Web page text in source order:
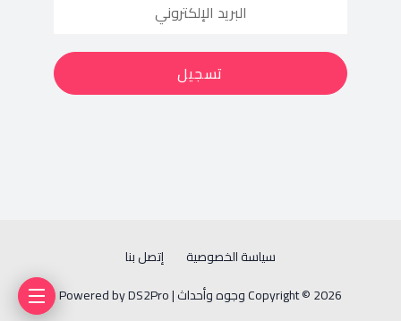
سياسة الخصوصية
إتصل بنا
Copyright © 2026 وجوه وأحداث | Powered by DS2Pro